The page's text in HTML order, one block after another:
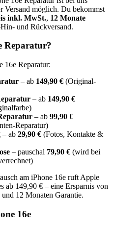
Versand möglich. Du bekommst
inkl. MwSt., 12 Monate
und Rückversand.
Reparatur?
16e Reparatur:
– ab 149,90 € (Original-
– ab 149,90 €
– ab 99,90 €
Reparatur)
– ab 29,90 € (Fotos, Kontakte &
– pauschal 79,90 € (wird bei
am iPhone 16e ruft Apple
ab 149,90 € – eine Ersparnis von
12 Monaten Garantie.
16e